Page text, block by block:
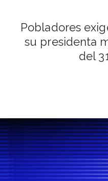
Pobladores
su presidenta
del